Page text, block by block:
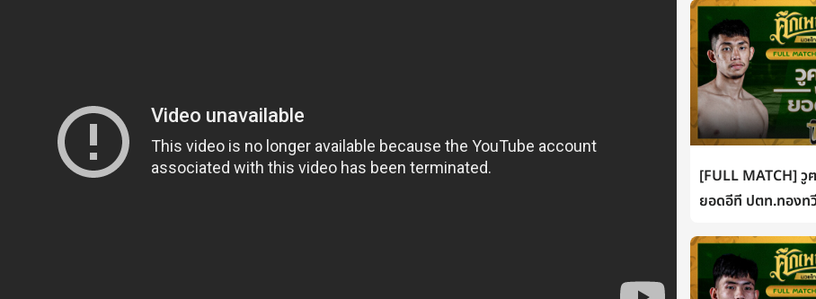
[FULL MATCH] วู
ยอดอีที ปตท.ทองท